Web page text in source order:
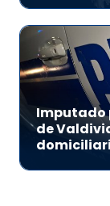
Imputado
de